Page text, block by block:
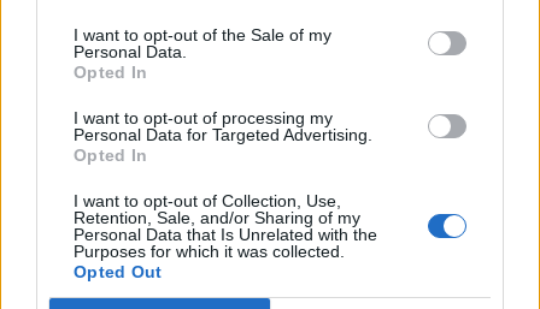
I want to opt-out of the Sale of my
Personal Data.
Opted In
I want to opt-out of processing my
Personal Data for Targeted Advertising.
Opted In
I want to opt-out of Collection, Use,
Retention, Sale, and/or Sharing of my
Personal Data that Is Unrelated with the
Purposes for which it was collected.
Opted Out
Sulme masive me dronë
ukrainas në Rusi,
autoritetet ruse njoftojnë
për 456 mjete të rrëzuara
dhe dy viktima
Kushtet e Iranit për
rihapjen e Hormuzit çojnë